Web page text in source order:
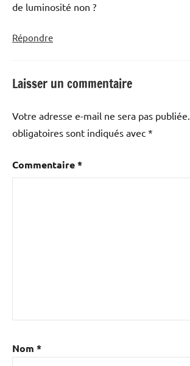
de luminosité non ?
Répondre
Laisser un commentaire
Votre adresse e-mail ne sera pas publiée.
obligatoires sont indiqués avec *
Commentaire*
Nom *